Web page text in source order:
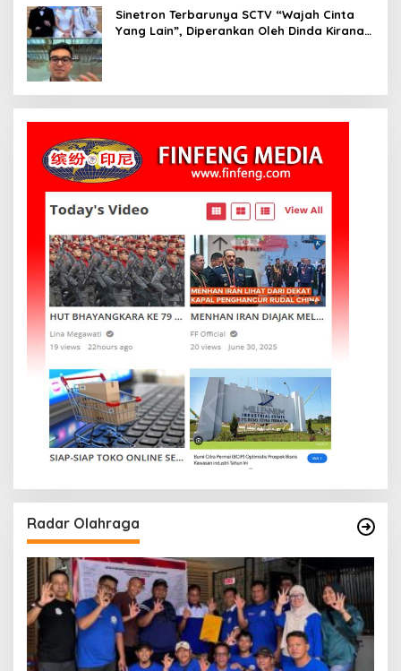
Sinetron Terbarunya SCTV “Wajah Cinta
Yang Lain”, Diperankan Oleh Dinda Kirana,
Radar Olahraga